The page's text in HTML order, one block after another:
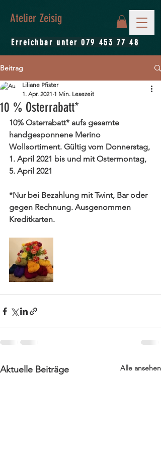
Erreichbar unter079 453 77 48
Atelier Zeisig
Beitrag
10 % Osterrabatt*
Liliane Pfister
1. Apr. 2021 1 Min. Lesezeit
10% Osterrabatt* aufs gesamte
handgesponnene Merino
Wollsortiment. Gültig vom Donnerstag,
1. April 2021 bis und mit Ostermontag,
5. April 2021
*Nur bei Bezahlung mit Twint, Bar oder
gegen Rechnung. Ausgenommen
Kreditkarten.
Aktuelle Beiträge Alle ansehen